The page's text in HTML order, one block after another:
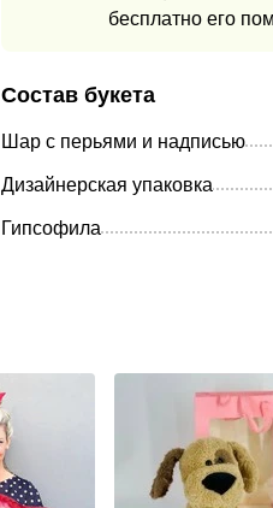
бесплатно его
Состав букета
Шар с перьями и надписью
Дизайнерская упаковка
Гипсофила